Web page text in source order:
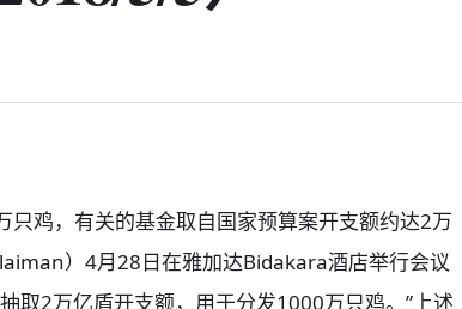
鸡，有关的基金取自国家预算案开支额约达2万
）4月28日在雅加达Bidakara酒店举行会议
取2万亿盾开支额，用于分发1000万只鸡。”上述